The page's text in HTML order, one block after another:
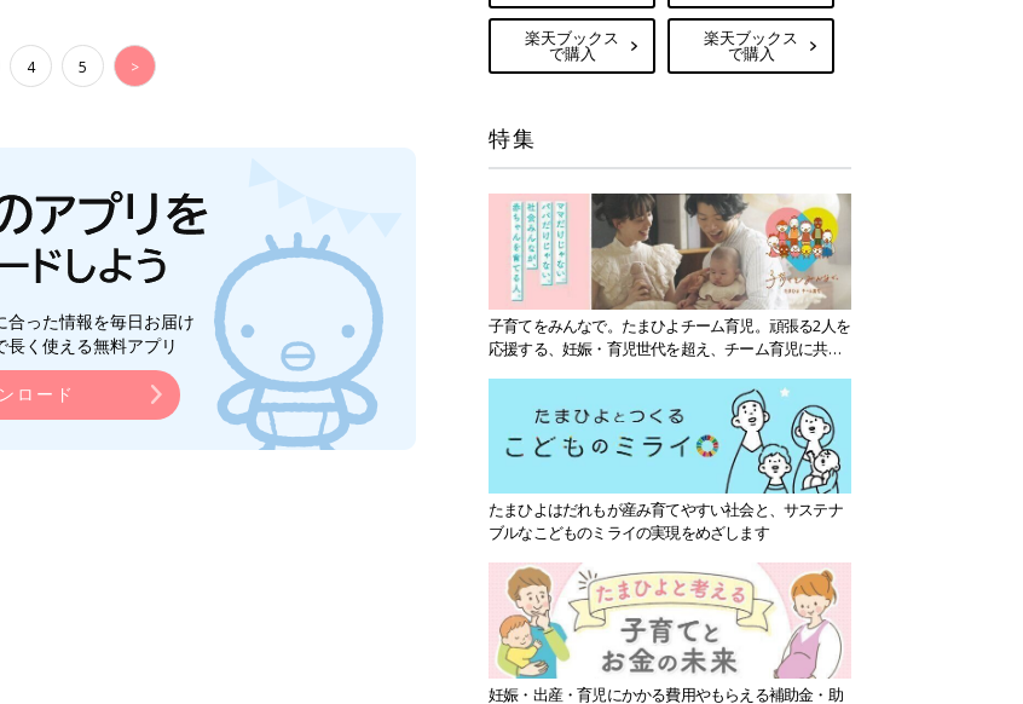
楽天ブックス
で購入
楽天ブックス
で購入
特集
子育てをみんなで。たまひよチーム育児。頑張る2人を
応援する、妊娠・育児世代を超え、チーム育児に共感
たまひよはだれもが産み育てやすい社会と、サステナ
ブルなこどものミライの実現をめざします
妊娠・出産・育児にかかる費用やもらえる補助金・助